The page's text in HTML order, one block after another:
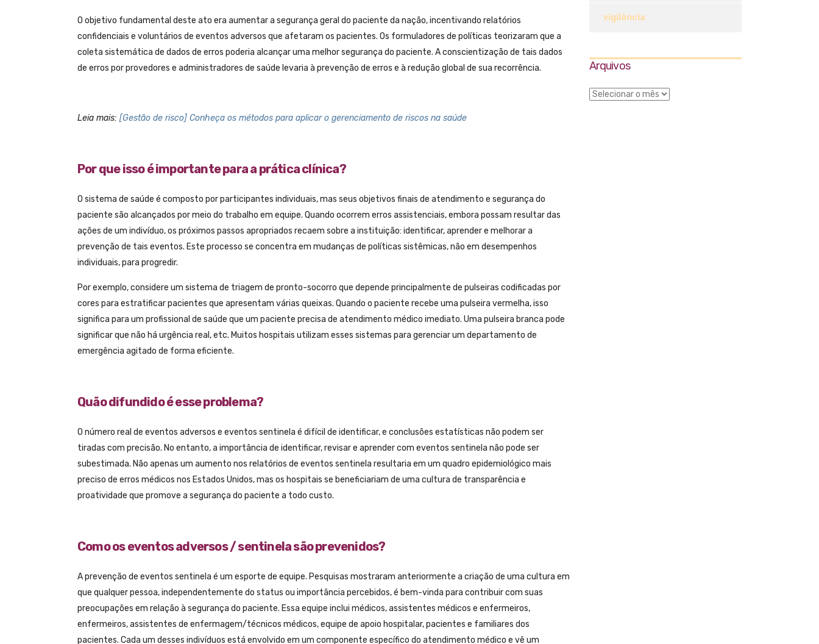
O objetivo fundamental deste ato era aumentar a segurança geral do paciente da nação, incentivando relatórios
confidenciais e voluntários de eventos adversos que afetaram os pacientes. Os formuladores de políticas teorizaram que a
coleta sistemática de dados de erros poderia alcançar uma melhor segurança do paciente. A conscientização de tais dados
de erros por provedores e administradores de saúde levaria à prevenção de erros e à redução global de sua recorrência.
Leia mais: [Gestão de risco] Conheça os métodos para aplicar o gerenciamento de riscos na saúde
Por que isso é importante para a prática clínica?
O sistema de saúde é composto por participantes individuais, mas seus objetivos finais de atendimento e segurança do
paciente são alcançados por meio do trabalho em equipe. Quando ocorrem erros assistenciais, embora possam resultar das
ações de um indivíduo, os próximos passos apropriados recaem sobre a instituição: identificar, aprender e melhorar a
prevenção de tais eventos. Este processo se concentra em mudanças de políticas sistêmicas, não em desempenhos
individuais, para progredir.
Por exemplo, considere um sistema de triagem de pronto-socorro que depende principalmente de pulseiras codificadas por
cores para estratificar pacientes que apresentam várias queixas. Quando o paciente recebe uma pulseira vermelha, isso
significa para um profissional de saúde que um paciente precisa de atendimento médico imediato. Uma pulseira branca pode
significar que não há urgência real, etc. Muitos hospitais utilizam esses sistemas para gerenciar um departamento de
emergência agitado de forma eficiente.
Quão difundido é esse problema?
O número real de eventos adversos e eventos sentinela é difícil de identificar, e conclusões estatísticas não podem ser
tiradas com precisão. No entanto, a importância de identificar, revisar e aprender com eventos sentinela não pode ser
subestimada. Não apenas um aumento nos relatórios de eventos sentinela resultaria em um quadro epidemiológico mais
preciso de erros médicos nos Estados Unidos, mas os hospitais se beneficiariam de uma cultura de transparência e
proatividade que promove a segurança do paciente a todo custo.
Como os eventos adversos / sentinela são prevenidos?
A prevenção de eventos sentinela é um esporte de equipe. Pesquisas mostraram anteriormente a criação de uma cultura em
que qualquer pessoa, independentemente do status ou importância percebidos, é bem-vinda para contribuir com suas
preocupações em relação à segurança do paciente. Essa equipe inclui médicos, assistentes médicos e enfermeiros,
enfermeiros, assistentes de enfermagem/técnicos médicos, equipe de apoio hospitalar, pacientes e familiares dos
pacientes. Cada um desses indivíduos está envolvido em um componente específico do atendimento médico e vê um
vigilância
Arquivos